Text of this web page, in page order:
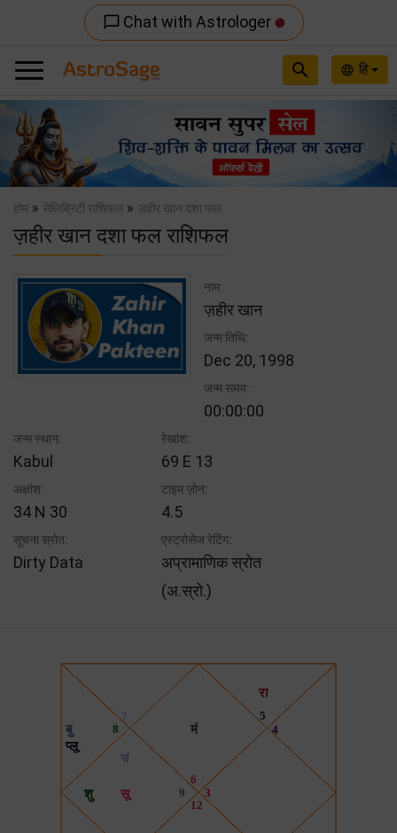
chat_bubble_outline Chat with Astrologer
language हि
search
Previous
होम » सेलिब्रिटी राशिफल » ज़हीर खान दशा फल
ज़हीर खान दशा फल राशिफल
नाम:
ज़हीर खान
जन्म तिथि:
Dec 20, 1998
जन्म समय:
00:00:00
जन्म स्थान:
Kabul
रेखांश:
69 E 13
अक्षांश:
34 N 30
टाइम ज़ोन:
4.5
सूचना स्रोत:
Dirty Data
एस्ट्रोसेज रेटिंग:
अप्रामाणिक स्रोत
(अ.स्रो.)